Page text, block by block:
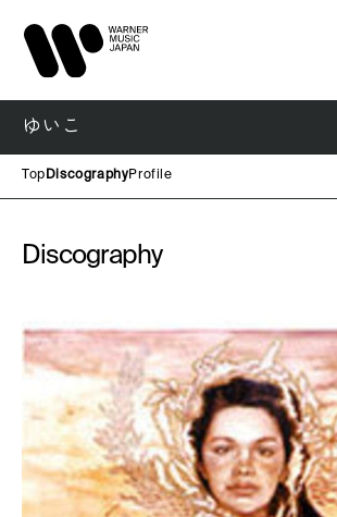
ゆいこ
Top DiscographyProfile
Discography